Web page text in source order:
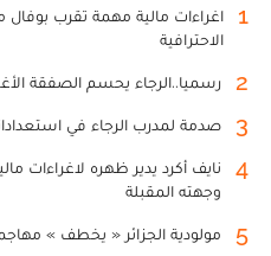
1
اغراءات مالية مهمة تقرب
الاحترافية
2 رسميا..الرجاء يحسم الصفقة
3 صدمة لمدرب الرجاء في
4
نايف أكرد يدير ظهره لاغراءات
وجهته المقبلة
5 مولودية الجزائر « يخطف »